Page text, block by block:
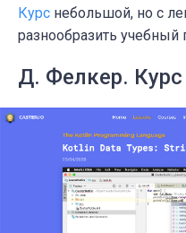
Курс небольшой, но с
разнообразить учебный
Д. Фелкер.